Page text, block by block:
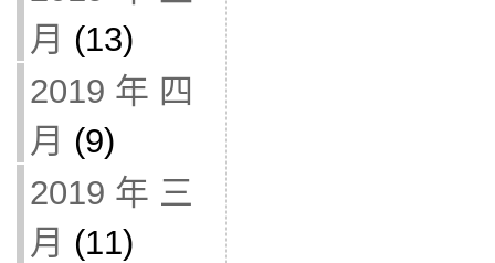
月 (13)
2019 年 四
月 (9)
2019 年 三
月 (11)